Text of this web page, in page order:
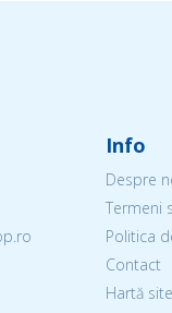
Info
Despre
Termeni
Politica
Contact
Hartă site